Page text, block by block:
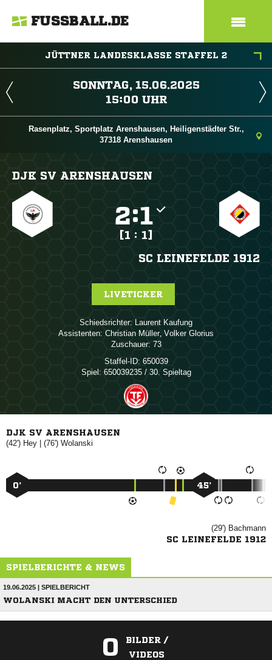
FUSSBALL.DE
JÜTTNER LANDESKLASSE STAFFEL 2
 
 
Rasenplatz, Sportplatz Arenshausen, Heiligenstädter Str.,
37318 Arenshausen
DJK SV ARENSHAUSEN
:
[1 : 1]
SC LEINEFELDE 1912
LIVETICKER
Schiedsrichter:  
Assistenten:  ,  
Zuschauer: 73
Staffel-ID: 650039
Spiel: 650039235 / 30. Spieltag
DJK SV ARENSHAUSEN
(42')  | (76') 
0’ 45’
(29') 
SC LEINEFELDE 1912
SPIELBERICHTE & NEWS
19.06.2025 | SPIELBERICHT
WOLANSKI MACHT DEN UNTERSCHIED
0
BILDER /
VIDEOS